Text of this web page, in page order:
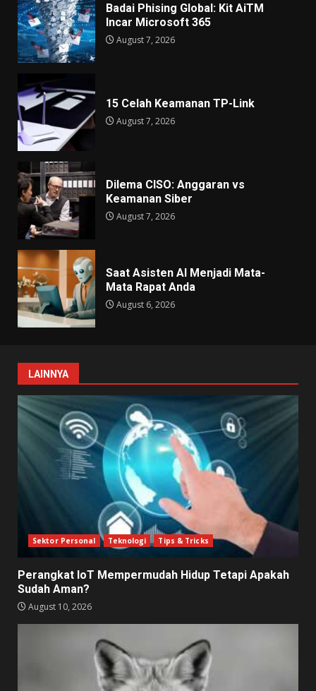
Badai Phising Global: Kit AiTM
Incar Microsoft 365
August 7, 2026
15 Celah Keamanan TP-Link
August 7, 2026
Dilema CISO: Anggaran vs
Keamanan Siber
August 7, 2026
Saat Asisten AI Menjadi Mata-
Mata Rapat Anda
August 6, 2026
LAINNYA
Sektor Personal Teknologi Tips & Tricks
Perangkat IoT Mempermudah Hidup Tetapi Apakah
Sudah Aman?
August 10, 2026